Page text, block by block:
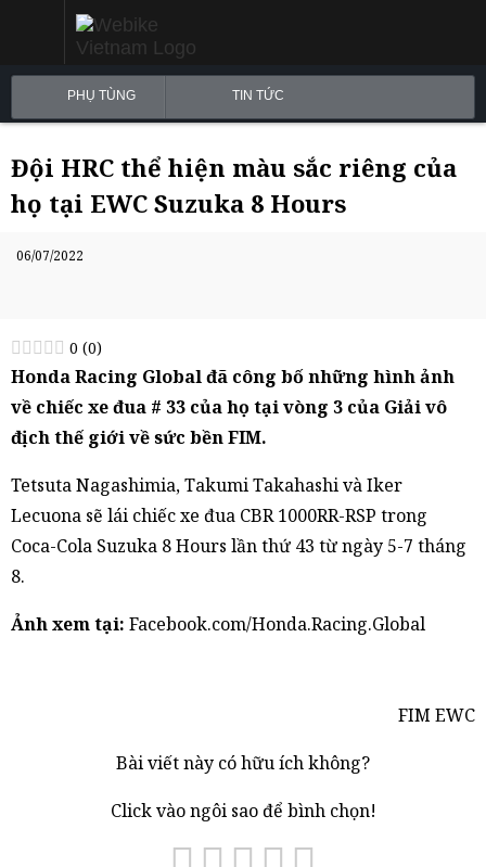
PHỤ TÙNG TIN TỨC
Đội HRC thể hiện màu sắc riêng của
họ tại EWC Suzuka 8 Hours
06/07/2022
0 (0)
Honda Racing Global đã công bố những hình ảnh
về chiếc xe đua # 33 của họ tại vòng 3 của Giải vô
địch thế giới về sức bền FIM.
Tetsuta Nagashimia, Takumi Takahashi và Iker
Lecuona sẽ lái chiếc xe đua CBR 1000RR-RSP trong
Coca-Cola Suzuka 8 Hours lần thứ 43 từ ngày 5-7 tháng
8.
Ảnh xem tại: Facebook.com/Honda.Racing.Global
FIM EWC
Bài viết này có hữu ích không?
Click vào ngôi sao để bình chọn!